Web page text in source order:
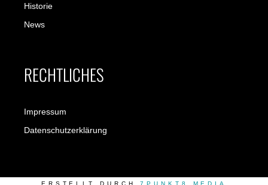
Historie
News
RECHTLICHES
Impressum
Datenschutzerklärung
ERSTELLT DURCH7PUNKT8 MEDIA